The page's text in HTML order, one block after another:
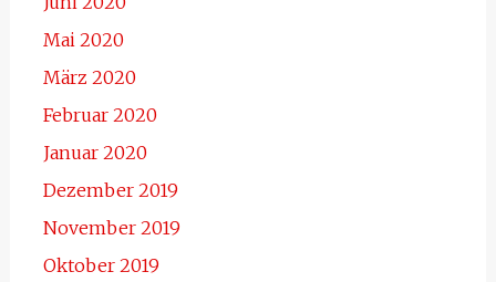
Mai 2020
März 2020
Februar 2020
Januar 2020
Dezember 2019
November 2019
Oktober 2019